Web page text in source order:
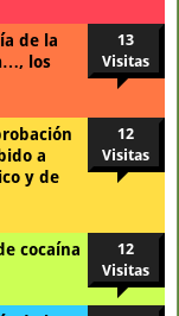
de la
los
13
Visitas
a
y de
12
Visitas
cocaína
12
Visitas